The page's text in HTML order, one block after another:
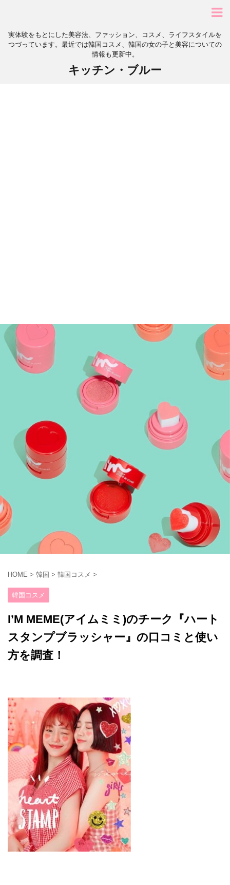
実体験をもとにした美容法、ファッション、コスメ、ライフスタイルを
つづっています。最近では韓国コスメ、韓国の女の子と美容についての
情報も更新中。
キッチン・ブルー
HOME > 韓国 > 韓国コスメ >
韓国コスメ
I’M MEME(アイムミミ)のチーク『ハート
スタンプブラッシャー』の口コミと使い
方を調査！